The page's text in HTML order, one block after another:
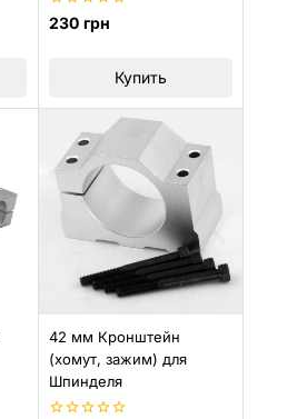
0
из
230 грн
Купить
42 мм Кронштейн
(хомут, зажим) для
Шпинделя